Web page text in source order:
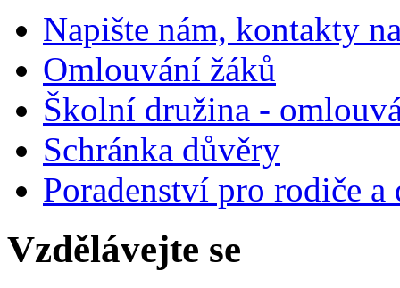
Napište nám, kontakty
Omlouvání žáků
Školní družina -
Schránka důvěry
Poradenství pro rodiče
Vzdělávejte se